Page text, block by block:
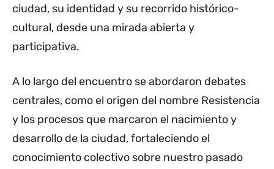
ciudad, su identidad y su recorrido histórico-
cultural, desde una mirada abierta y
participativa.
A lo largo del encuentro se abordaron debates
centrales, como el origen del nombre Resistencia
y los procesos que marcaron el nacimiento y
desarrollo de la ciudad, fortaleciendo el
conocimiento colectivo sobre nuestro pasado